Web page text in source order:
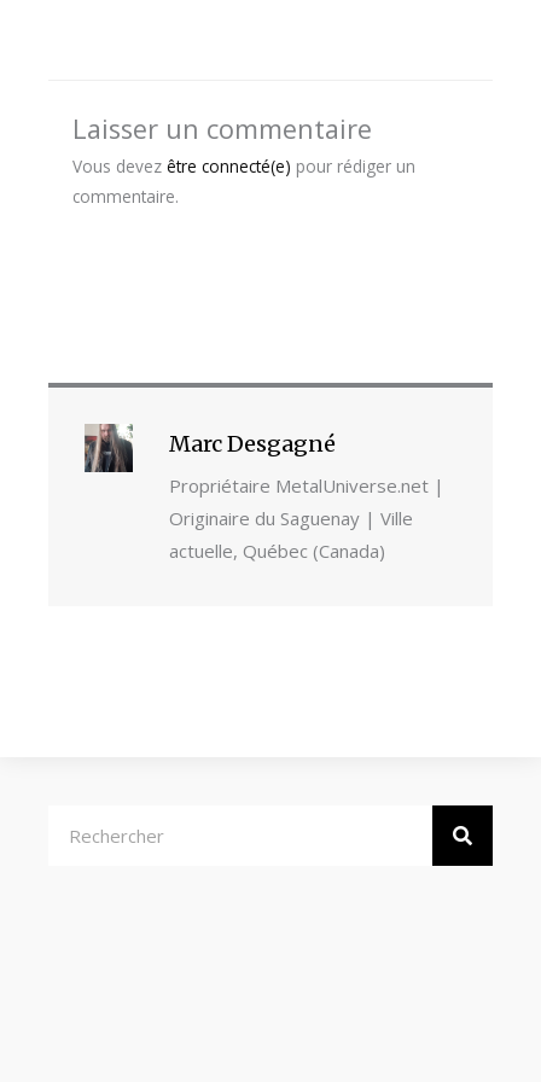
Laisser un commentaire
Vous devez être connecté(e) pour rédiger un
commentaire.
Marc Desgagné
Propriétaire MetalUniverse.net |
Originaire du Saguenay | Ville
actuelle, Québec (Canada)